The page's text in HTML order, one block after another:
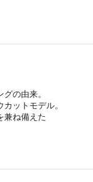
の由来。
ットモデル。
兼ね備えた